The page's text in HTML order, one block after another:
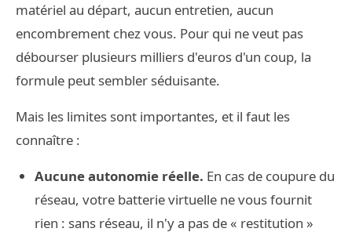
matériel au départ, aucun entretien, aucun
encombrement chez vous. Pour qui ne veut pas
débourser plusieurs milliers d'euros d'un coup, la
formule peut sembler séduisante.
Mais les limites sont importantes, et il faut les
connaître :
Aucune autonomie réelle. En cas de coupure du
réseau, votre batterie virtuelle ne vous fournit
rien : sans réseau, il n'y a pas de « restitution »